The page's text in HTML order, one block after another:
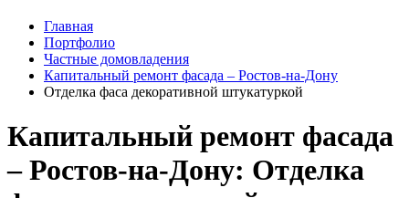
Главная
Портфолио
Частные домовладения
Капитальный ремонт фасада – Ростов-на-Дону
Отделка фаса декоративной штукатуркой
Капитальный ремонт фасада
– Ростов-на-Дону: Отделка